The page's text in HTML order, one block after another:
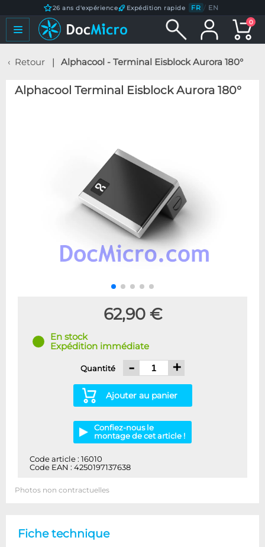
26 ans d'expérience Expédition rapide FR / EN
0
Retour Alphacool - Terminal Eisblock Aurora 180°
Alphacool Terminal Eisblock Aurora 180°
62,90 €
En stock
Expédition immédiate
Quantité - +
Ajouter au panier
Confiez-nous le
montage de cet article !
Code article : 16010
Code EAN : 4250197137638
Photos non contractuelles
Fiche technique